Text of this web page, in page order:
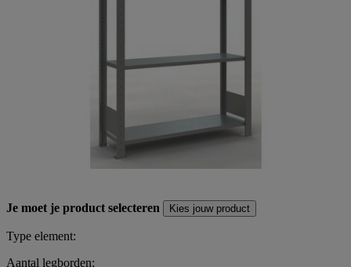
Je moet je product selecteren Kies jouw product
Type element:
Aantal legborden: